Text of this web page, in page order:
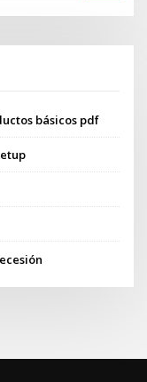
básicos pdf